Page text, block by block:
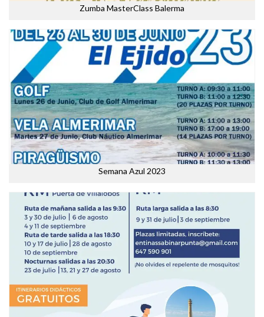
Zumba MasterClass Balerma
Semana Azul 2023